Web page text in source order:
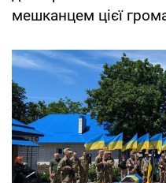
мешканцем цієї